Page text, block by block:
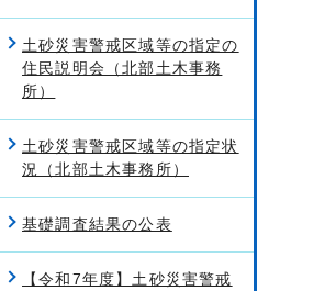
土砂災害警戒区域等の指定の
住民説明会（北部土木事務
所）
土砂災害警戒区域等の指定状
況（北部土木事務所）
基礎調査結果の公表
【令和7年度】土砂災害警戒